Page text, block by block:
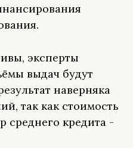
эксперты
выдач будут
наверняка
так как стоимость
среднего кредита -